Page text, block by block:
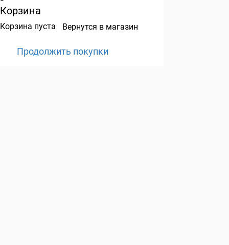
Корзина
Корзина пуста Вернутся в магазин
Продолжить покупки